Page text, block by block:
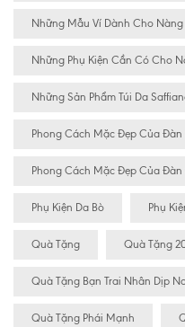
Những Mẫu Ví Dành Cho Nàng
Những Phụ Kiện Cần Có Cho
Những Sản Phẩm Túi Da
Phong Cách Mặc Đẹp Của
Phong Cách Mặc Đẹp Của Đàn
Phụ Kiện Da Bò Phụ
Quà Tặng Quà Tặng
Quà Tặng Bạn Trai Nhân Dịp
Quà Tặng Phái Mạnh